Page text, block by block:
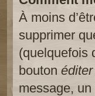
À moins
supprimer
(quelquefois
bouton éditer
message, un